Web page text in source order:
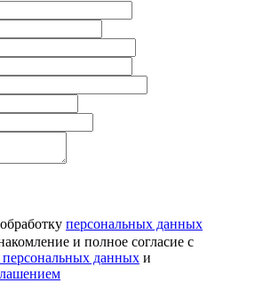
персональных данных
и полное согласие с
данных и